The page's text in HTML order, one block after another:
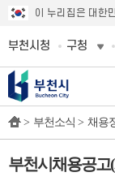
이 누리집은 대한
부천시청 구청
> 부천소식 > 채용
부천시채용공고